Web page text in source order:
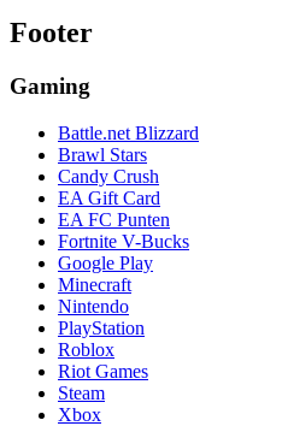
Footer
Gaming
Battle.net Blizzard
Brawl Stars
Candy Crush
EA Gift Card
EA FC Punten
Fortnite V-Bucks
Google Play
Minecraft
Nintendo
PlayStation
Roblox
Riot Games
Steam
Xbox